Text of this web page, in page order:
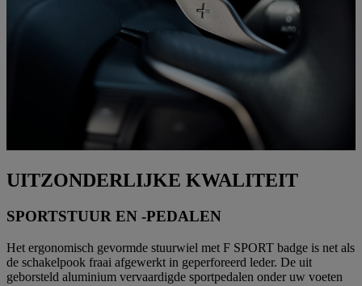
UITZONDERLIJKE KWALITEIT
SPORTSTUUR EN -PEDALEN
Het ergonomisch gevormde stuurwiel met F SPORT badge is net als
de schakelpook fraai afgewerkt in geperforeerd leder. De uit
geborsteld aluminium vervaardigde sportpedalen onder uw voeten